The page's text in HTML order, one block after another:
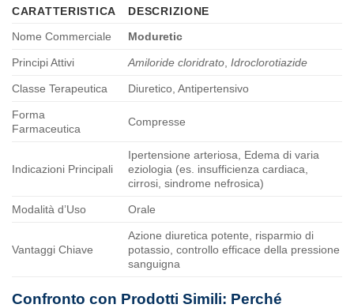
CARATTERISTICA
DESCRIZIONE
Nome Commerciale
Moduretic
Principi Attivi Amiloride cloridrato ,Idroclorotiazide
Classe Terapeutica Diuretico, Antipertensivo
Forma
Farmaceutica
Compresse
Indicazioni Principali
Ipertensione arteriosa, Edema di varia
eziologia (es. insufficienza cardiaca,
cirrosi, sindrome nefrosica)
Modalità d’Uso Orale
Vantaggi Chiave
Azione diuretica potente, risparmio di
potassio, controllo efficace della pressione
sanguigna
Confronto con Prodotti Simili: Perché